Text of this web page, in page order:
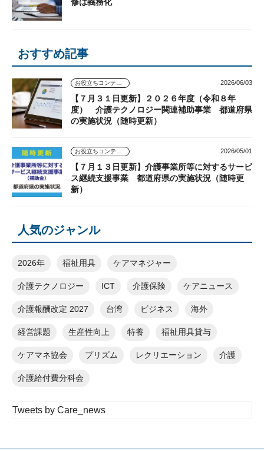
おすすめ記事
2026/06/03
【７月３１日更新】２０２６年度（令和８年
度） 介護テクノロジー関連補助事業 都道府県
の実施状況（随時更新）
2026/05/01
【７月１３日更新】介護事業所等に対するサービ
ス継続支援事業 都道府県の実施状況（随時更
新）
人気のジャンル
2026年 福祉用具 ケアマネジャー
介護テクノロジー ICT 介護保険 ケアニュース
介護報酬改定 2027 台湾 ビジネス 海外
経営課題 生産性向上 特養 福祉用具貸与
ケアマネ協会 プリズム レクリエーション 介護
介護給付費分科会
Tweets by Care_news